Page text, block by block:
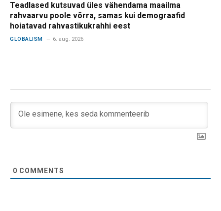
Teadlased kutsuvad üles vähendama maailma
rahvaarvu poole võrra, samas kui demograafid
hoiatavad rahvastikukrahhi eest
GLOBALISM 6. aug. 2026
0 COMMENTS